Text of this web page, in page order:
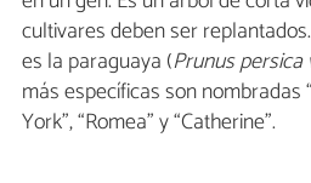
cultivares deben ser
es la paraguaya (Prunus
más específicas son nombradas
York”, “Romea” y “Catherine”.